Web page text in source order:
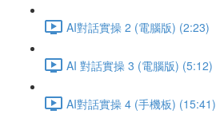
AI對話實操 2 (電腦版) (2:23)
AI 對話實操 3 (電腦版) (5:12)
AI對話實操 4 (手機板) (15:41)